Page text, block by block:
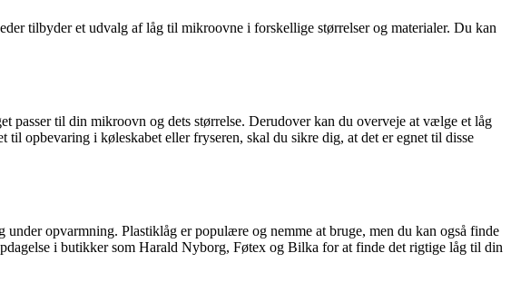
tilbyder et udvalg af låg til mikroovne i forskellige størrelser og materialer. Du kan
passer til din mikroovn og dets størrelse. Derudover kan du overveje at vælge et låg
opbevaring i køleskabet eller fryseren, skal du sikre dig, at det er egnet til disse
opvarmning. Plastiklåg er populære og nemme at bruge, men du kan også finde
i butikker som Harald Nyborg, Føtex og Bilka for at finde det rigtige låg til din